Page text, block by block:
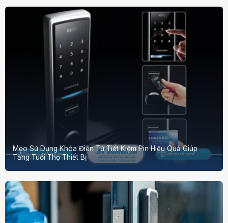
Mẹo Sử Dụng Khóa Điện Tử Tiết Kiệm Pin Hiệu Quả Giúp
Tăng Tuổi Thọ Thiết Bị